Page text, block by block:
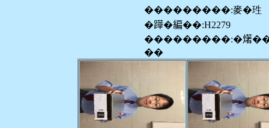
���������:麥�珄
�𨅯�編��:H2279
��